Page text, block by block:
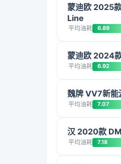
蒙迪欧 2025
Line
平均油耗 6.89
蒙迪欧 2024
平均油耗 6.92
魏牌 VV7新
平均油耗 7.07
汉 2020款
平均油耗 7.18